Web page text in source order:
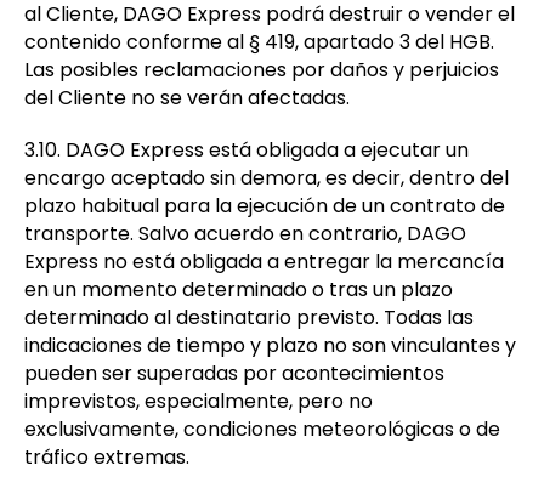
al Cliente, DAGO Express podrá destruir o vender el
contenido conforme al § 419, apartado 3 del HGB.
Las posibles reclamaciones por daños y perjuicios
del Cliente no se verán afectadas.
3.10. DAGO Express está obligada a ejecutar un
encargo aceptado sin demora, es decir, dentro del
plazo habitual para la ejecución de un contrato de
transporte. Salvo acuerdo en contrario, DAGO
Express no está obligada a entregar la mercancía
en un momento determinado o tras un plazo
determinado al destinatario previsto. Todas las
indicaciones de tiempo y plazo no son vinculantes y
pueden ser superadas por acontecimientos
imprevistos, especialmente, pero no
exclusivamente, condiciones meteorológicas o de
tráfico extremas.